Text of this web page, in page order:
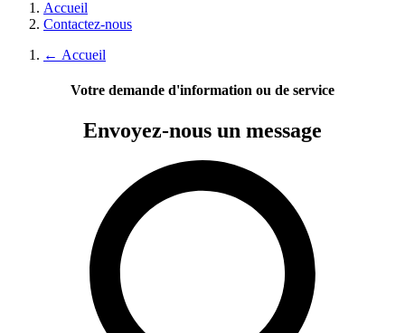
Accueil
Contactez-nous
← Accueil
Votre demande d'information ou de service
Envoyez-nous un message